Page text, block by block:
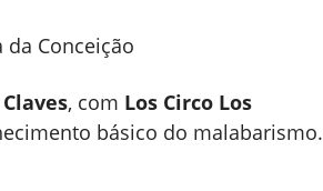
da Conceição
, com Los Circo Los
básico do malabarismo.